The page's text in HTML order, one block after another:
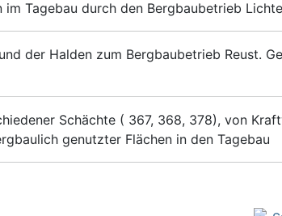
Tagebau durch den Bergbaubetrieb
der Halden zum Bergbaubetrieb Reust.
Schächte ( 367, 368, 378), von
genutzter Flächen in den Tagebau